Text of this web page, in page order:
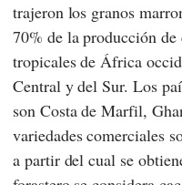
trajeron los granos
70% de la producción de
tropicales de África
Central y del Sur. Los
son Costa de Marfil,
variedades comerciales
a partir del cual se